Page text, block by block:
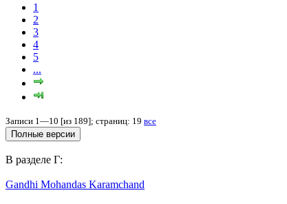
1
2
3
4
5
...
Записи 1—10 [из 189]; страниц: 19 все
В разделе Г:
Gandhi Mohandas Karamchand